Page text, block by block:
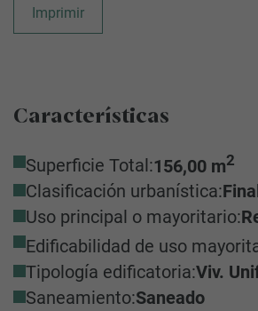
Imprimir
Características
Superficie Total:156,00 m2
Clasificación urbanística:
Uso principal o mayoritario:
Edificabilidad de uso
Tipología edificatoria:Viv.
Saneamiento:Saneado